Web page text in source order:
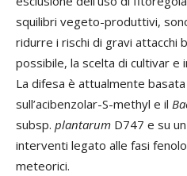
squilibri vegeto-produttivi,
ridurre i rischi di gravi attacchi
possibile, la scelta di cultivar e
La difesa è attualmente
sull’acibenzolar-S-methyl e il
subsp. plantarum D747 e su
interventi legato alle fasi
meteorici.